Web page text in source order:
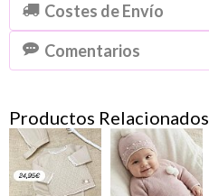
Costes de Envío
Comentarios
Productos Relacionados